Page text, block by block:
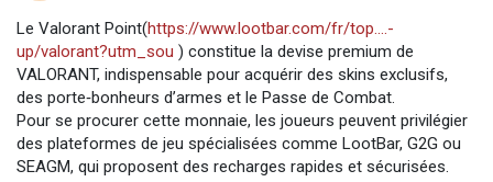
Le Valorant Point(https://www.lootbar.com/fr/top....-
up/valorant?utm_sou ) constitue la devise premium de
VALORANT, indispensable pour acquérir des skins exclusifs,
des porte‑bonheurs d’armes et le Passe de Combat.
Pour se procurer cette monnaie, les joueurs peuvent privilégier
des plateformes de jeu spécialisées comme LootBar, G2G ou
SEAGM, qui proposent des recharges rapides et sécurisées.